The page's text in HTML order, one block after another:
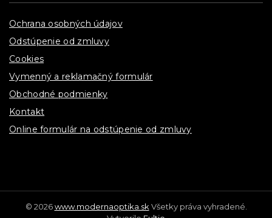
Ochrana osobných údajov
Odstúpenie od zmluvy
Cookies
Vymenný a reklamačný formulár
Obchodné podmienky
Kontakt
Online formulár na odstúpenie od zmluvy
© 2026www.modernaoptika.sk Všetky práva vyhradené.